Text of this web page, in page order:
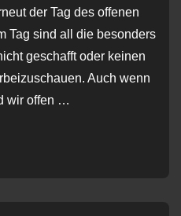
der Tag des offenen
Tag sind all die besonders
geschafft oder keinen
Auch wenn
wir offen …